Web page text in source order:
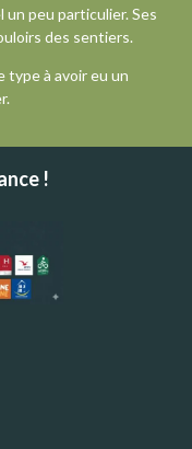
peu particulier. Ses
des sentiers.
type à avoir eu un
!